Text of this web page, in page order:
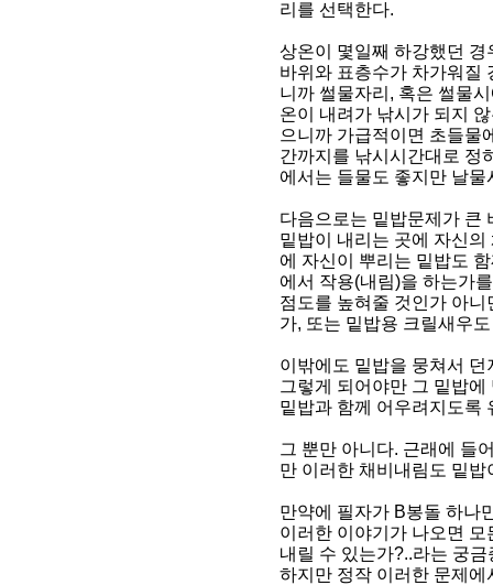
리를 선택한다.
상온이 몇일째 하강했던 경
바위와 표층수가 차가워질
니까 썰물자리, 혹은 썰물
온이 내려가 낚시가 되지
으니까 가급적이면 초들물
간까지를 낚시시간대로 정
에서는 들물도 좋지만 날
다음으로는 밑밥문제가 큰
밑밥이 내리는 곳에 자신
에 자신이 뿌리는 밑밥도
에서 작용(내림)을 하는가
점도를 높혀줄 것인가 아
가, 또는 밑밥용 크릴새우
이밖에도 밑밥을 뭉쳐서
그렇게 되어야만 그 밑밥
밑밥과 함께 어우려지도록
그 뿐만 아니다. 근래에 들
만 이러한 채비내림도 밑
만약에 필자가 B봉돌 하나
이러한 이야기가 나오면
내릴 수 있는가?..라는 궁금
하지만 정작 이러한 문제